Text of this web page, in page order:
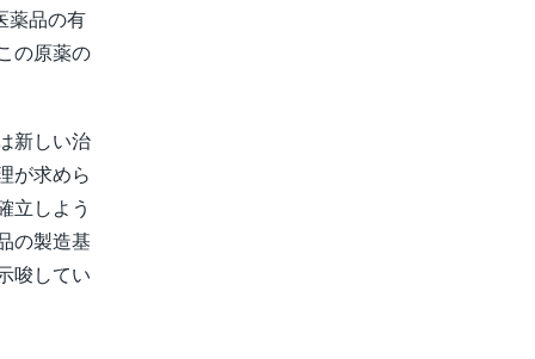
薬品の有
の原薬の
新しい治
が求めら
立しよう
の製造基
唆してい